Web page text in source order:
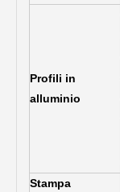
Profili in
alluminio
Stampa